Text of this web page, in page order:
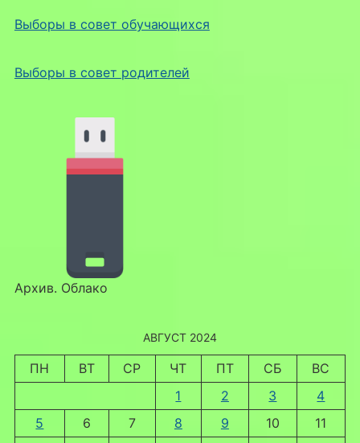
Выборы в совет обучающихся
Выборы в совет родителей
Архив. Облако
АВГУСТ 2024
ПН ВТ СР ЧТ ПТ СБ
ВС
1
2 3
4
5
6 7 8 9 10
11